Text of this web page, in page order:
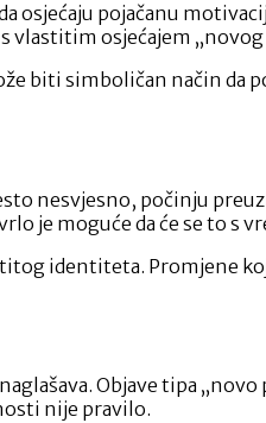
osjećaju pojačanu
osjećajem „novog
biti simboličan način da
nesvjesno, počinju
je moguće da će se to s
identiteta. Promjene
Objave tipa
nije pravilo.